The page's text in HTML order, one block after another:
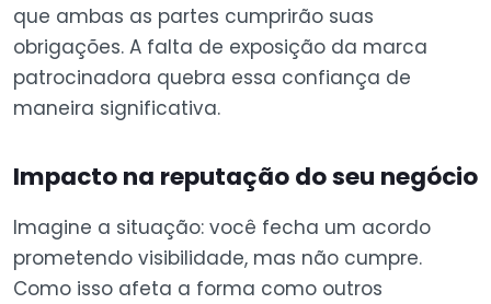
que ambas as partes cumprirão suas
obrigações. A falta de exposição da marca
patrocinadora quebra essa confiança de
maneira significativa.
Impacto na reputação do seu negócio
Imagine a situação: você fecha um acordo
prometendo visibilidade, mas não cumpre.
Como isso afeta a forma como outros